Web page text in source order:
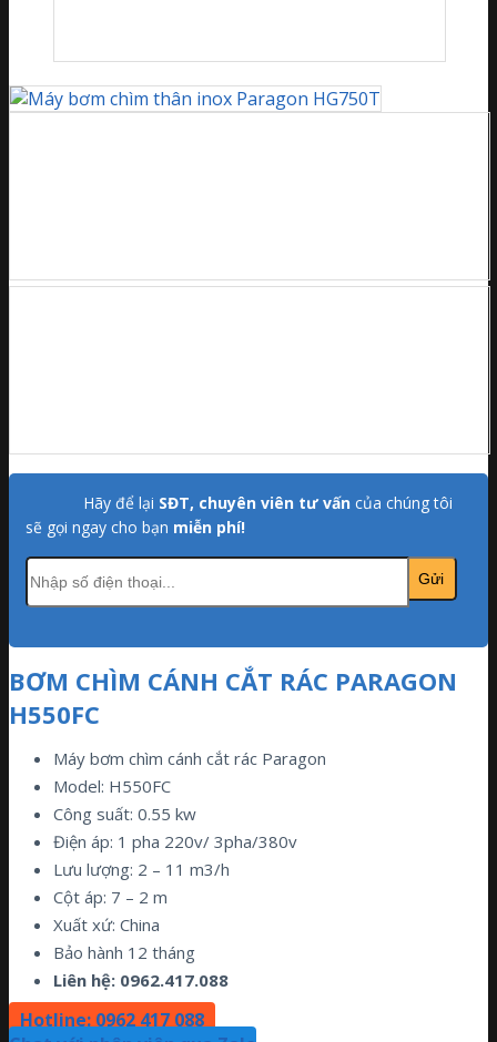
Hãy để lại SĐT, chuyên viên tư vấn của chúng tôi
sẽ gọi ngay cho bạn miễn phí!
BƠM CHÌM CÁNH CẮT RÁC PARAGON
H550FC
Máy bơm chìm cánh cắt rác Paragon
Model: H550FC
Công suất: 0.55 kw
Điện áp: 1 pha 220v/ 3pha/380v
Lưu lượng: 2 – 11 m3/h
Cột áp: 7 – 2 m
Xuất xứ: China
Bảo hành 12 tháng
Liên hệ: 0962.417.088
Hotline: 0962 417 088